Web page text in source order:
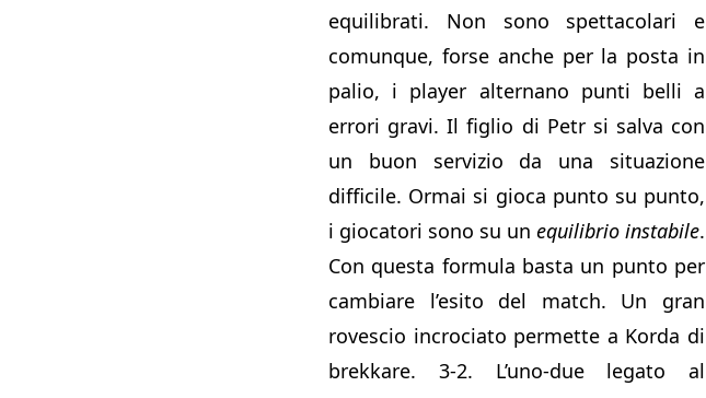
equilibrati. Non sono spettacolari e
comunque, forse anche per la posta in
palio, i player alternano punti belli a
errori gravi. Il figlio di Petr si salva con
un buon servizio da una situazione
difficile. Ormai si gioca punto su punto,
i giocatori sono su un equilibrio instabile.
Con questa formula basta un punto per
cambiare l’esito del match. Un gran
rovescio incrociato permette a Korda di
brekkare. 3-2. L’uno-due legato al